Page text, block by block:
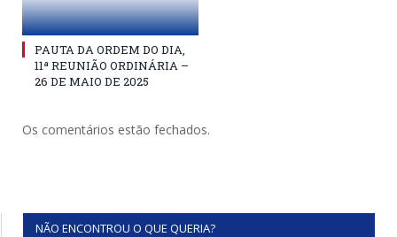
PAUTA DA ORDEM DO DIA,
11ª REUNIÃO ORDINÁRIA –
26 DE MAIO DE 2025
Os comentários estão fechados.
NÃO ENCONTROU O QUE QUERIA?